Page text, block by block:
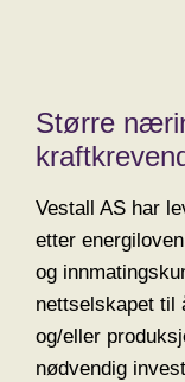
Større
Vestall AS har
etter
og
nettselskapet til
og/eller
nødvendig